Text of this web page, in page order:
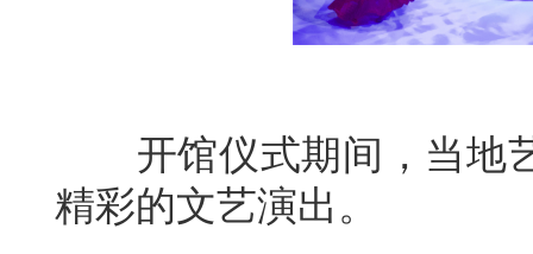
开馆仪式期间，当地艺
精彩的文艺演出。